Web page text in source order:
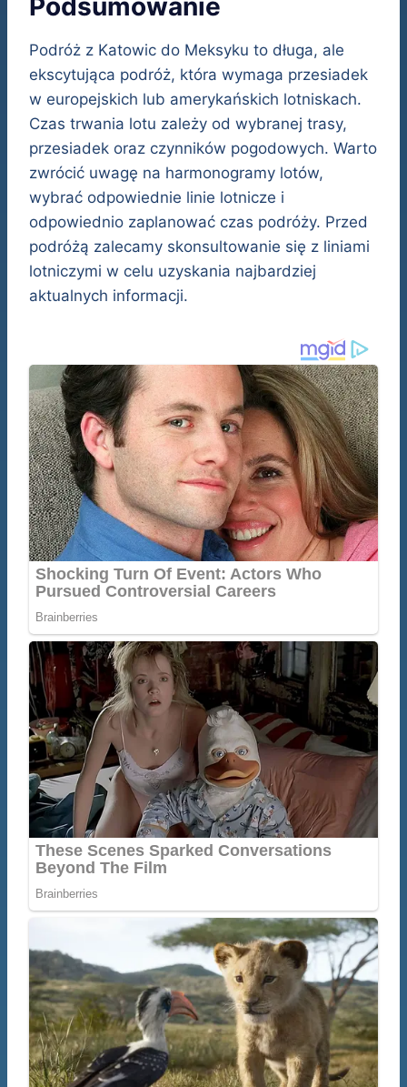
Podsumowanie
Podróż z Katowic do Meksyku to długa, ale
ekscytująca podróż, która wymaga przesiadek
w europejskich lub amerykańskich lotniskach.
Czas trwania lotu zależy od wybranej trasy,
przesiadek oraz czynników pogodowych. Warto
zwrócić uwagę na harmonogramy lotów,
wybrać odpowiednie linie lotnicze i
odpowiednio zaplanować czas podróży. Przed
podróżą zalecamy skonsultowanie się z liniami
lotniczymi w celu uzyskania najbardziej
aktualnych informacji.